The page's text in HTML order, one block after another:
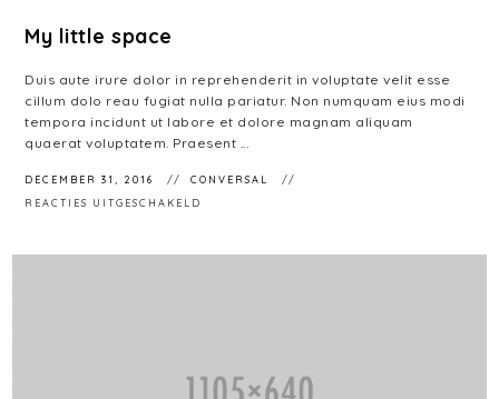
My little space
Duis aute irure dolor in reprehenderit in voluptate velit esse
cillum dolo reau fugiat nulla pariatur. Non numquam eius modi
tempora incidunt ut labore et dolore magnam aliquam
quaerat voluptatem. Praesent ...
DECEMBER 31, 2016
CONVERSAL
REACTIES UITGESCHAKELD